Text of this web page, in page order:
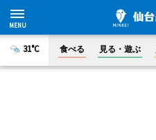
31°C 食べる 見る・遊ぶ